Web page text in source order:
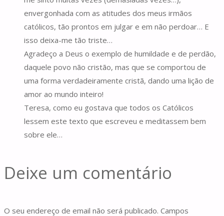
envergonhada com as atitudes dos meus irmãos
católicos, tão prontos em julgar e em não perdoar… E
isso deixa-me tão triste…
Agradeço a Deus o exemplo de humildade e de perdão,
daquele povo não cristão, mas que se comportou de
uma forma verdadeiramente cristã, dando uma lição de
amor ao mundo inteiro!
Teresa, como eu gostava que todos os Católicos
lessem este texto que escreveu e meditassem bem
sobre ele…
Deixe um comentário
O seu endereço de email não será publicado. Campos